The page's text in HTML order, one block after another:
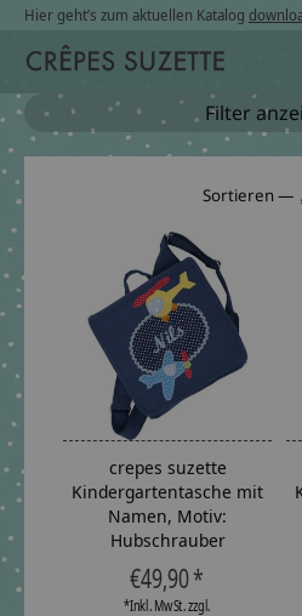
Hier geht’s zum aktuellen Katalog
Filter
Sortieren —
crepes suzette
Kindergartentasche mit
Namen, Motiv:
Hubschrauber
€49,90 *
*Inkl. MwSt. zzgl.